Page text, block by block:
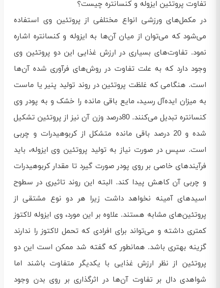
تفاوت پروتئین ایزوله و کنسانتره چیست؟
در مکمل‌های ورزشی انواع مختلفی از پروتئین وی استفاده
می‌شود که می‌توان از میان آن‌ها به ایزوله و کنسانتره اشاره
نمود. تفاوت‌های بسیاری در ارزش غذایی این دو پروتئین وی
وجود دارد که به علت تفاوت در روش‌های فرآوری شده آن‌ها
است. هنگامی که غلظت پروتئین در روند تولید پنیر یا ماست
به میزان ایده‌آل رسید، مایع باقی مانده را خشک و به پودر وی
کنسانتره تبدیل می‌کنند. 80درصد وزن آن نیز از پروتئین تشکیل
شده و 20 درصد باقی مانده متشکل از کربوهیدرات و چربی
است. سپس در صورت نیاز به تولید پروتئین وی ایزوله، باید
فرآیندهای خاصی بر روی پودر صورت گیرد تا مقدار کربوهیدرات
و چربی آن کاهش پیدا کند. البته این روند تاثیری در سطوح
اسیدهای آمینه نخواهد داشت زیرا هر دو نوع مشتقی از
پروتئین‌های مشابه هستند. علاوه بر این مورد، وی ایزوله لاکتوز
کمتری داشته و می‌تواند برای افرادی که تحمل لاکتوز را ندارند
گزینه بهتری باشد. همانطور که گفته شد ممکن است این دو
پروتئین از نظر ارزش غذایی با یکدیگر متفاوت باشند اما
شواهدی دال بر تفاوت آن‌ها در اثرگذاری بر روی بدن وجود